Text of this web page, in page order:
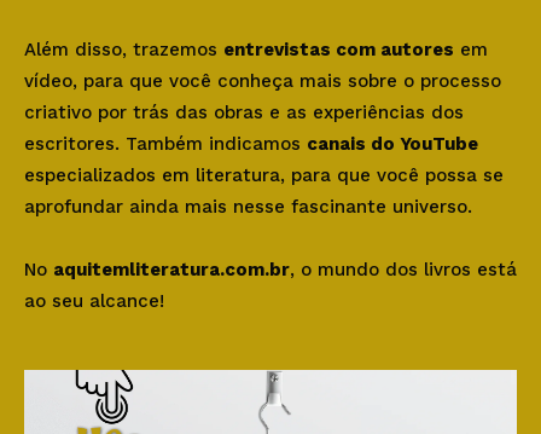
Além disso, trazemos entrevistas com autores em
vídeo, para que você conheça mais sobre o processo
criativo por trás das obras e as experiências dos
escritores. Também indicamos canais do YouTube
especializados em literatura, para que você possa se
aprofundar ainda mais nesse fascinante universo.
No aquitemliteratura.com.br, o mundo dos livros está
ao seu alcance!